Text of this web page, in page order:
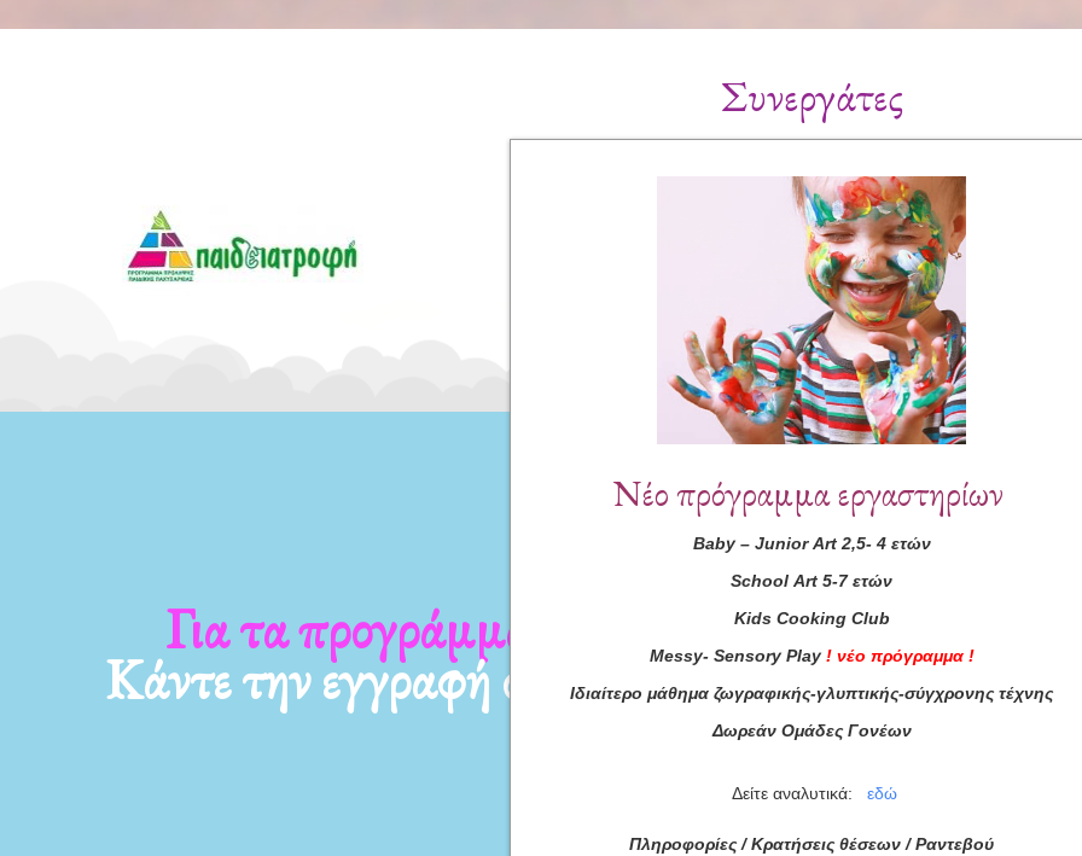
Συνεργάτες
Για τα προγράμματά μας
Κάντε την εγγραφή σας τώρα! Συμφωνώ με τουςΌρους
διαβάσει τις
Νέο πρόγραμμα εργαστηρίων
Baby– Junior Art2,5- 4 ετών
School Art 5-7 ετών
Kids Cooking Club
Messy- Sensory Play ! νέο πρόγραμμα !
Ιδιαίτερο μάθημα ζωγραφικής-γλυπτικής-σύγχρονης τέχνης
Δωρεάν Ομάδες Γονέων
Δείτε αναλυτικά: εδώ
Πληροφορίες / Κρατήσεις θέσεων / Ραντεβού